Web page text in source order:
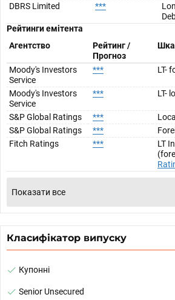
DBRS Limited ***
Рейтинги емітента
Агентство
Рейтинг /
Прогноз
Moody's Investors
Service
*** LT-
Moody's Investors
Service
*** LT-
S&P Global Ratings ***
S&P Global Ratings
***
Fitch Ratings
***
LT
Показати все
Класифікатор випуску
Купонні
Senior Unsecured